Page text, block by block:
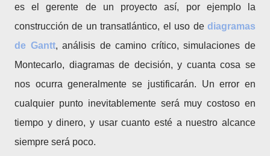
es el gerente de un proyecto así, por ejemplo la
construcción de un transatlántico, el uso de diagramas
de Gantt, análisis de camino crítico, simulaciones de
Montecarlo, diagramas de decisión, y cuanta cosa se
nos ocurra generalmente se justificarán. Un error en
cualquier punto inevitablemente será muy costoso en
tiempo y dinero, y usar cuanto esté a nuestro alcance
siempre será poco.